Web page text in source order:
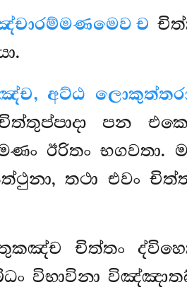
ච
අට්ඨ
පන
ඊරිතං භගවතා.
තථා එවං
චිත්තං
විභාවිනා